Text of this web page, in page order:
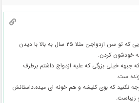
همه جوونا علی الخصوص کسایی که تو سن ازدواجن مثلا ۲۵ سال به بالا با دیدن
خودشون کردن.
جبهه خیلی بزرگی که علیه ازدواج داشتم برطرف
ست.
نکنید که بوی کلیشه و هم خونه ای میده.داستانش
زیباست.